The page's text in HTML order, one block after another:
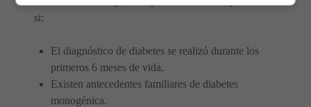
si:
El diagnóstico de diabetes se realizó durante los
primeros 6 meses de vida.
Existen antecedentes familiares de diabetes
monogénica.